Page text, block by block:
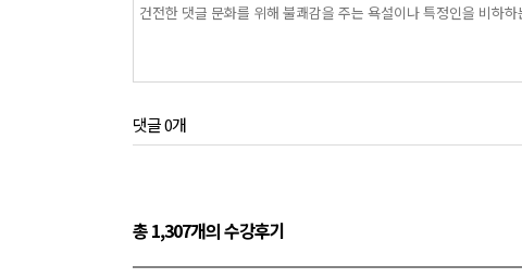
댓글 0개
총 1,307개의 수강후기